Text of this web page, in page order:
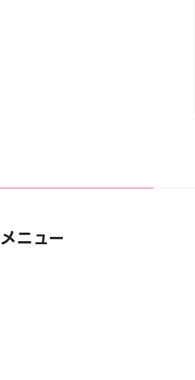
メニュー